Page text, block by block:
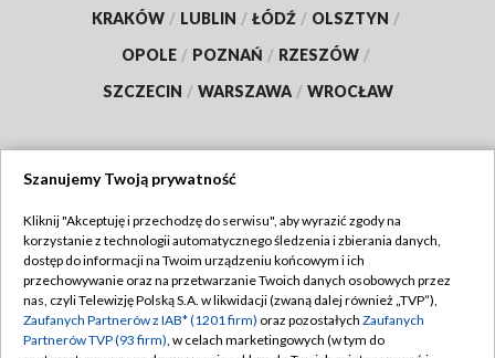
KRAKÓW / LUBLIN / ŁÓDŹ / OLSZTYN /
OPOLE / POZNAŃ / RZESZÓW /
SZCZECIN / WARSZAWA / WROCŁAW
TVP
Abonament TVP
Emisja w TVP
Centrum informacji TVP
Regulamin TVP
Polityka prywatności
Szanujemy Twoją prywatność
Kliknij "Akceptuję i przechodzę do serwisu", aby wyrazić zgody na
korzystanie z technologii automatycznego śledzenia i zbierania danych,
dostęp do informacji na Twoim urządzeniu końcowym i ich
przechowywanie oraz na przetwarzanie Twoich danych osobowych przez
nas, czyli Telewizję Polską S.A. w likwidacji (zwaną dalej również „TVP”),
Zaufanych Partnerów z IAB* (1201 firm) oraz pozostałych Zaufanych
Partnerów TVP (93 firm), w celach marketingowych (w tym do